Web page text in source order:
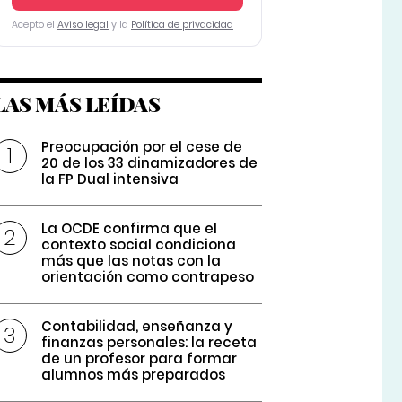
Acepto el Aviso legal y la Política de privacidad
MÁS LEÍDAS
Preocupación por el cese de
20 de los 33 dinamizadores de
la FP Dual intensiva
La OCDE confirma que el
contexto social condiciona
más que las notas con la
orientación como contrapeso
Contabilidad, enseñanza y
finanzas personales: la receta
de un profesor para formar
alumnos más preparados